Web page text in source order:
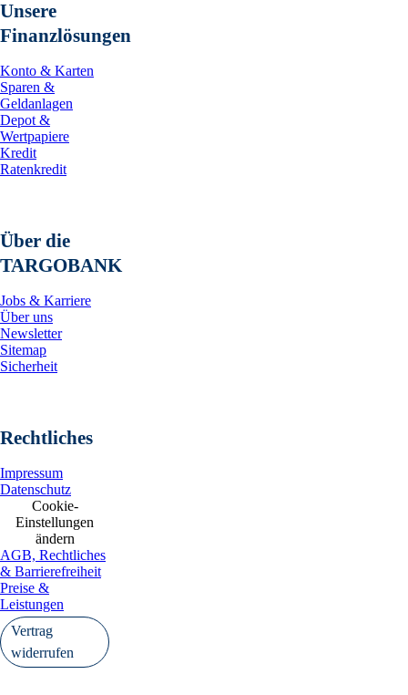
Unsere
Finanzlösungen
Konto & Karten
Sparen &
Geldanlagen
Depot &
Wertpapiere
Kredit
Ratenkredit
Über die
TARGOBANK
Jobs & Karriere
Über uns
Newsletter
Sitemap
Sicherheit
Rechtliches
Impressum
Datenschutz
Cookie-
Einstellungen
ändern
AGB, Rechtliches
& Barrierefreiheit
Preise &
Leistungen
Vertrag
widerrufen